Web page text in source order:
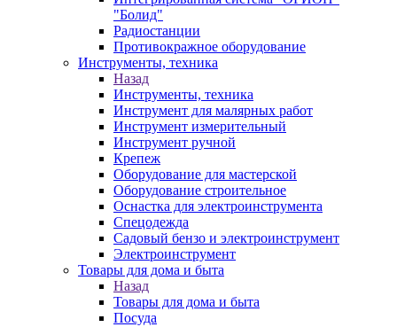
"Болид"
Радиостанции
Противокражное оборудование
Инструменты, техника
Назад
Инструменты, техника
Инструмент для малярных работ
Инструмент измерительный
Инструмент ручной
Крепеж
Оборудование для мастерской
Оборудование строительное
Оснастка для электроинструмента
Спецодежда
Садовый бензо и электроинструмент
Электроинструмент
Товары для дома и быта
Назад
Товары для дома и быта
Посуда